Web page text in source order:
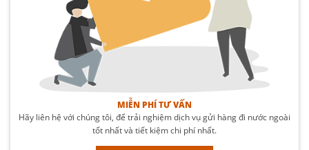
MIỄN PHÍ TƯ VẤN
Hãy liên hệ với chúng tôi, để trải nghiệm dịch vụ gửi hàng đi nước ngoài
tốt nhất và tiết kiệm chi phí nhất.